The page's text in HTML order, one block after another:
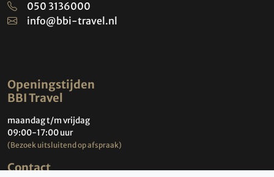
Aanmelden
Advies